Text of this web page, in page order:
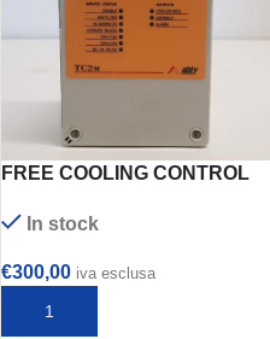
FREE COOLING CONTROL
TC2MIn stock
€300,00 iva esclusa
AGGIUNGI AL CARRELLO